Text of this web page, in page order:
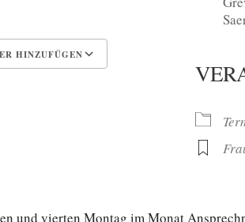
HINZUFÜGEN
und vierten Montag im Monat